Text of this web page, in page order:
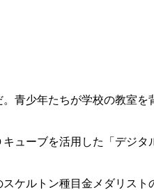
少年たちが学校の教室を
ューブを活用した「デジ
ケルトン種目金メダリス